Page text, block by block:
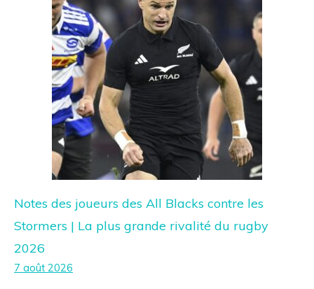
Notes des joueurs des All Blacks contre les
Stormers | La plus grande rivalité du rugby
2026
7 août 2026